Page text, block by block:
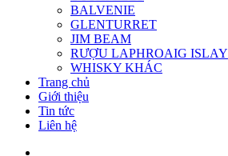
BALVENIE
GLENTURRET
JIM BEAM
RƯỢU LAPHROAIG ISLAY
WHISKY KHÁC
Trang chủ
Giới thiệu
Tin tức
Liên hệ